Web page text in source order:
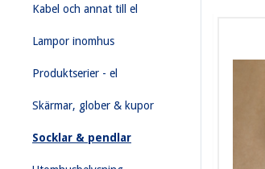
Kabel och annat till el
Lampor inomhus
Produktserier - el
Skärmar, glober & kupor
Socklar & pendlar